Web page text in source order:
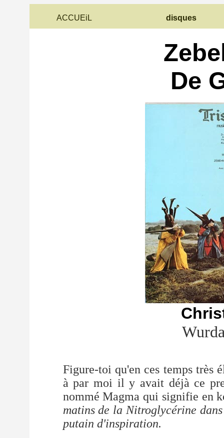
ACCUEiL disques
De
Figure-toi qu'en ces temps très
à par moi il y avait déjà ce
nommé Magma qui signifie en
matins de la Nitroglycérine
putain d'inspiration.